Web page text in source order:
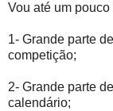
Vou até um
1- Grande parte
competição;
2- Grande parte
calendário;